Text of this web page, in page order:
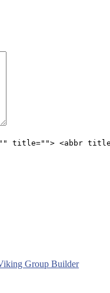
title=""> <abbr
Group Builder